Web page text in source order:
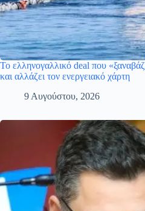
Το ελληνογαλλικό deal που
και αλλάζει τον ενεργειακό χάρτη
9 Αυγούστου, 2026